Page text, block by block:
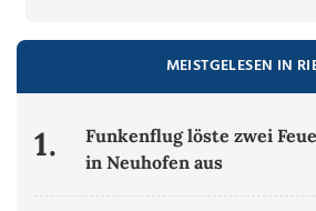
MEISTGELESEN IN
1.
Funkenflug löste zwei
in Neuhofen aus